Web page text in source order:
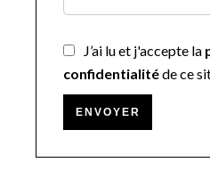
J’ai lu et j'accepte la
confidentialitéde ce
ENVOYER